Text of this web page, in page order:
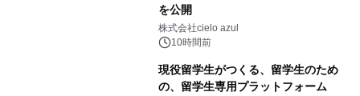
を公開
株式会社cielo azul
10時間前
現役留学生がつくる、留学生のため
の、留学生専用プラットフォーム